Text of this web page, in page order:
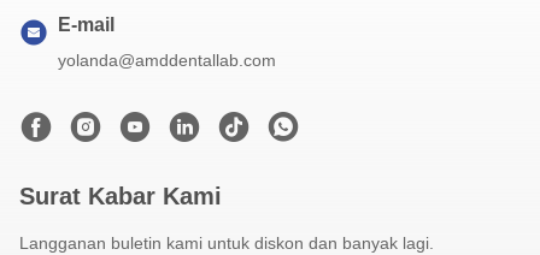
E-mail
yolanda@amddentallab.com
Surat Kabar Kami
Langganan buletin kami untuk diskon dan banyak lagi.